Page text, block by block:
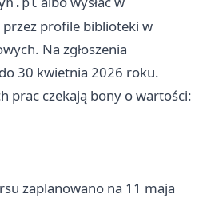
profile biblioteki w
Na zgłoszenia
30 kwietnia 2026 roku.
prac czekają bony o wartości:
zaplanowano na 11 maja